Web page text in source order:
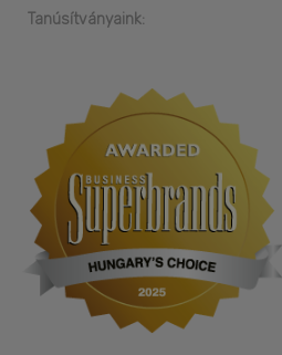
Tanúsítványaink: